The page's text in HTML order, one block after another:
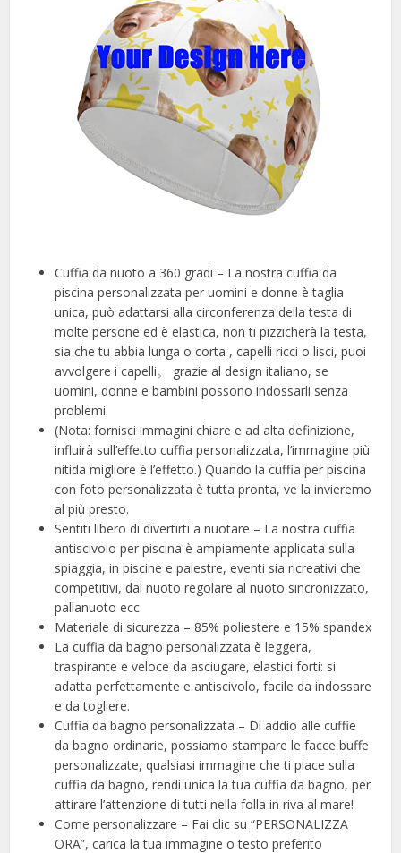
Cuffia da nuoto a 360 gradi – La nostra cuffia da
piscina personalizzata per uomini e donne è taglia
unica, può adattarsi alla circonferenza della testa di
molte persone ed è elastica, non ti pizzicherà la testa,
sia che tu abbia lunga o corta , capelli ricci o lisci, puoi
avvolgere i capelli。 grazie al design italiano, se
uomini, donne e bambini possono indossarli senza
problemi.
(Nota: fornisci immagini chiare e ad alta definizione,
influirà sull’effetto cuffia personalizzata, l’immagine più
nitida migliore è l’effetto.) Quando la cuffia per piscina
con foto personalizzata è tutta pronta, ve la invieremo
al più presto.
Sentiti libero di divertirti a nuotare – La nostra cuffia
antiscivolo per piscina è ampiamente applicata sulla
spiaggia, in piscine e palestre, eventi sia ricreativi che
competitivi, dal nuoto regolare al nuoto sincronizzato,
pallanuoto ecc
Materiale di sicurezza – 85% poliestere e 15% spandex
La cuffia da bagno personalizzata è leggera,
traspirante e veloce da asciugare, elastici forti: si
adatta perfettamente e antiscivolo, facile da indossare
e da togliere.
Cuffia da bagno personalizzata – Dì addio alle cuffie
da bagno ordinarie, possiamo stampare le facce buffe
personalizzate, qualsiasi immagine che ti piace sulla
cuffia da bagno, rendi unica la tua cuffia da bagno, per
attirare l’attenzione di tutti nella folla in riva al mare!
Come personalizzare – Fai clic su “PERSONALIZZA
ORA”, carica la tua immagine o testo preferito